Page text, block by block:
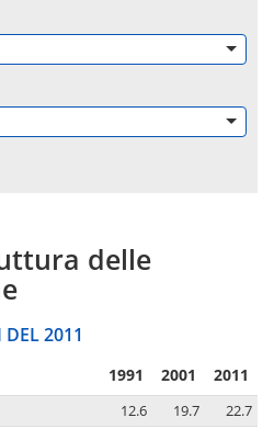
delle
2011
1991 2001 2011
12.6 19.7
22.7